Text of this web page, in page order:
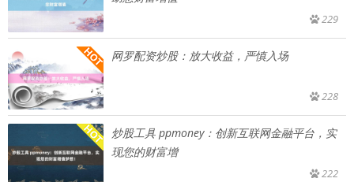
229
网罗配资炒股：放大收益，严慎入场
228
炒股工具 ppmoney：创新互联网金融平台，实
现您的财富增
222